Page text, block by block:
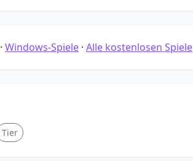
· Windows-Spiele · Alle kostenlosen Spiele
Tier